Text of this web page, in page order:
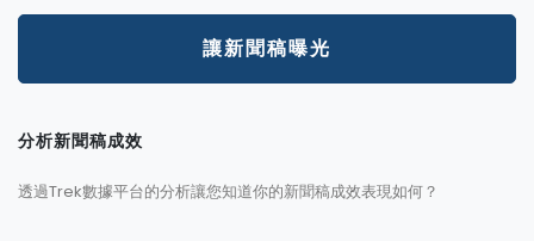
讓新聞稿曝光
分析新聞稿成效
透過Trek數據平台的分析讓您知道你的新聞稿成效表現如何？